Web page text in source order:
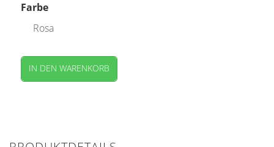
Farbe
Rosa
IN DEN WARENKORB